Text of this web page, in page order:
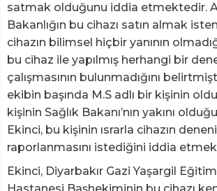
satmak olduğunu iddia etmektedir.
Bakanlığın bu cihazı satın almak
cihazın bilimsel hiçbir yanının
bu cihaz ile yapılmış herhangi bir
çalışmasının bulunmadığını
ekibin başında M.S adlı bir kişinin
kişinin Sağlık Bakanı’nın yakını
Ekinci, bu kişinin ısrarla cihazın
raporlanmasını istediğini iddia
Ekinci, Diyarbakır Gazi Yaşargil